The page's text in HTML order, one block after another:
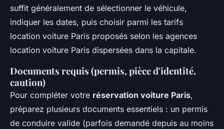
suffit généralement de sélectionner le véhicule,
indiquer les dates, puis choisir parmi les tarifs
location voiture Paris proposés selon les agences
location voiture Paris dispersées dans la capitale.
Documents requis (permis, pièce d'identité,
caution)
Pour compléter votre réservation voiture Paris,
préparez plusieurs documents essentiels : un permis
de conduire valide (parfois demandé depuis au moins